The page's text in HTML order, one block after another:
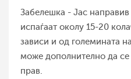
Забелешка - Јас направив
испаѓаат околу 15-20
зависи и од големината
може дополнително да
прав.